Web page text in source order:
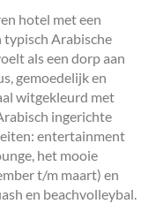
hotel met een
Arabische
als een dorp aan
gemoedelijk en
witgekleurd met
ingerichte
entertainment
het mooie
t/m maart) en
en beachvolleybal.